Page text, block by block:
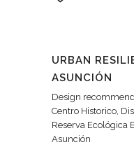
URBAN
ASUNCIÓN
Design
Centro Historico,
Reserva Ecológica
Asunción